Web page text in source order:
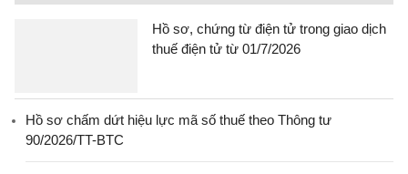
Hồ sơ, chứng từ điện tử trong giao dịch
thuế điện tử từ 01/7/2026
Hồ sơ chấm dứt hiệu lực mã số thuế theo Thông tư
90/2026/TT-BTC